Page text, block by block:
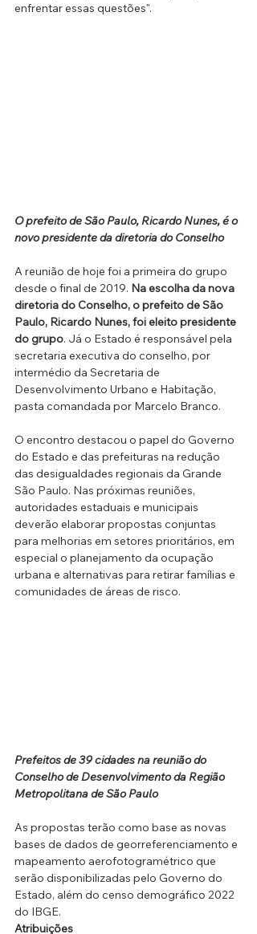
enfrentar essas questões".
O prefeito de São Paulo, Ricardo Nunes, é o
novo presidente da diretoria do Conselho
A reunião de hoje foi a primeira do grupo
desde o final de 2019. Na escolha da nova
diretoria do Conselho, o prefeito de São
Paulo, Ricardo Nunes, foi eleito presidente
do grupo. Já o Estado é responsável pela
secretaria executiva do conselho, por
intermédio da Secretaria de
Desenvolvimento Urbano e Habitação,
pasta comandada por Marcelo Branco.
O encontro destacou o papel do Governo
do Estado e das prefeituras na redução
das desigualdades regionais da Grande
São Paulo. Nas próximas reuniões,
autoridades estaduais e municipais
deverão elaborar propostas conjuntas
para melhorias em setores prioritários, em
especial o planejamento da ocupação
urbana e alternativas para retirar famílias e
comunidades de áreas de risco.
Prefeitos de 39 cidades na reunião do
Conselho de Desenvolvimento da Região
Metropolitana de São Paulo
As propostas terão como base as novas
bases de dados de georreferenciamento e
mapeamento aerofotogramétrico que
serão disponibilizadas pelo Governo do
Estado, além do censo demográfico 2022
do IBGE.
Atribuições